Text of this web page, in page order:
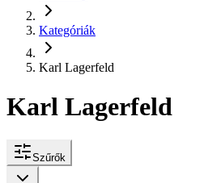
Kategóriák
Karl Lagerfeld
Karl Lagerfeld
Szűrők